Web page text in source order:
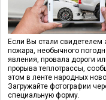
Если Вы стали свидетелем
пожара, необычного
явления, провала дороги
прорыва теплотрассы,
этом в ленте народных
Загружайте фотографии
специальную форму.